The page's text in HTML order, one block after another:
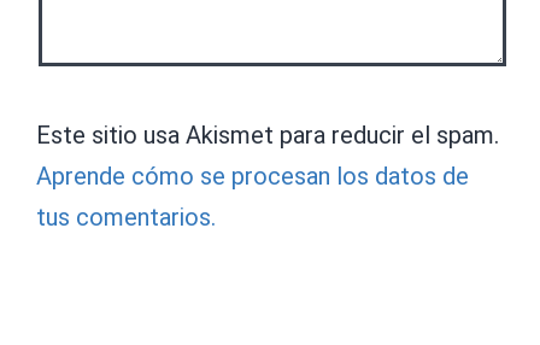
Este sitio usa Akismet para reducir el spam.
Aprende cómo se procesan los datos de
tus comentarios.